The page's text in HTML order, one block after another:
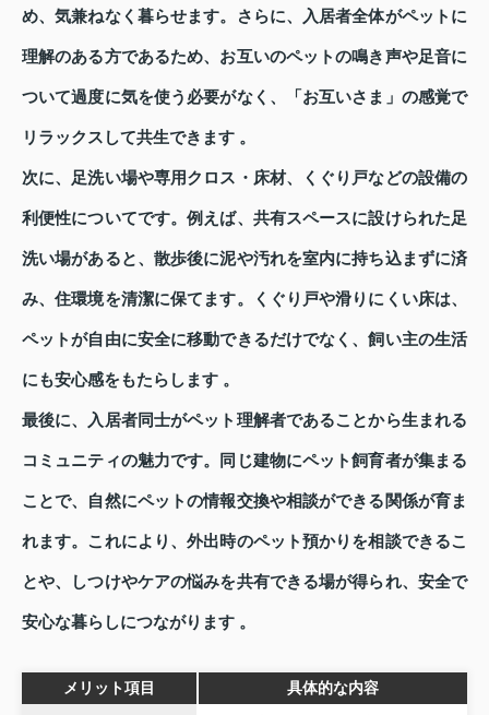
め、気兼ねなく暮らせます。さらに、入居者全体がペットに
理解のある方であるため、お互いのペットの鳴き声や足音に
ついて過度に気を使う必要がなく、「お互いさま」の感覚で
リラックスして共生できます 。
次に、足洗い場や専用クロス・床材、くぐり戸などの設備の
利便性についてです。例えば、共有スペースに設けられた足
洗い場があると、散歩後に泥や汚れを室内に持ち込まずに済
み、住環境を清潔に保てます。くぐり戸や滑りにくい床は、
ペットが自由に安全に移動できるだけでなく、飼い主の生活
にも安心感をもたらします 。
最後に、入居者同士がペット理解者であることから生まれる
コミュニティの魅力です。同じ建物にペット飼育者が集まる
ことで、自然にペットの情報交換や相談ができる関係が育ま
れます。これにより、外出時のペット預かりを相談できるこ
とや、しつけやケアの悩みを共有できる場が得られ、安全で
安心な暮らしにつながります 。
メリット項目 具体的な内容